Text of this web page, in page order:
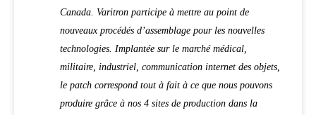
Canada. Varitron participe à mettre au point de
nouveaux procédés d’assemblage pour les nouvelles
technologies. Implantée sur le marché médical,
militaire, industriel, communication internet des objets,
le patch correspond tout à fait à ce que nous pouvons
produire grâce à nos 4 sites de production dans la